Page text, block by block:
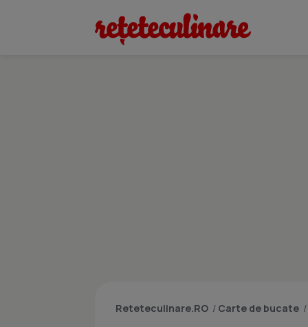
Reteteculinare.RO / Carte de bucate /